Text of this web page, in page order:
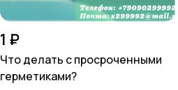
1 ₽
Что делать с просроченными
герметиками?